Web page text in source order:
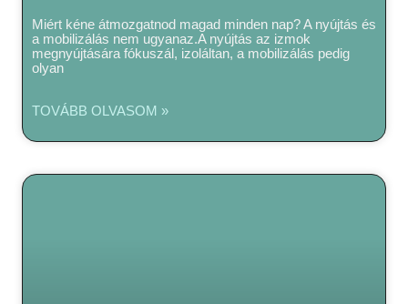
Miért kéne átmozgatnod magad minden nap? A nyújtás és
a mobilizálás nem ugyanaz.A nyújtás az izmok
megnyújtására fókuszál, izoláltan, a mobilizálás pedig
olyan
TOVÁBB OLVASOM »